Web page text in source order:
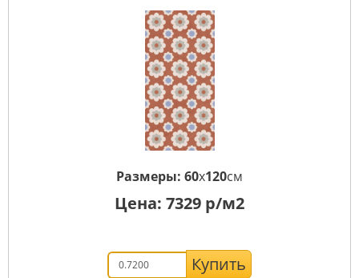
Размеры: 60x120см
Цена: 7329 р/м2
Купить